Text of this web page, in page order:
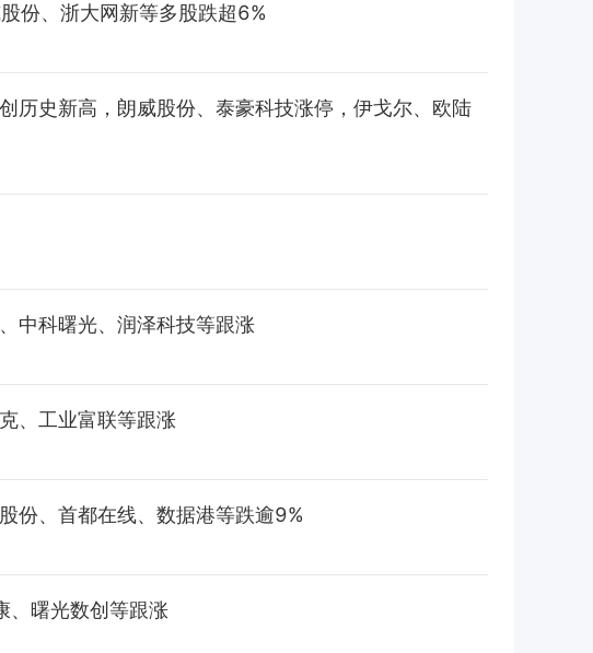
份、浙大网新等多股跌超6%
历史新高，朗威股份、泰豪科技涨停，伊戈尔、欧陆
中科曙光、润泽科技等跟涨
、工业富联等跟涨
份、首都在线、数据港等跌逾9%
、曙光数创等跟涨